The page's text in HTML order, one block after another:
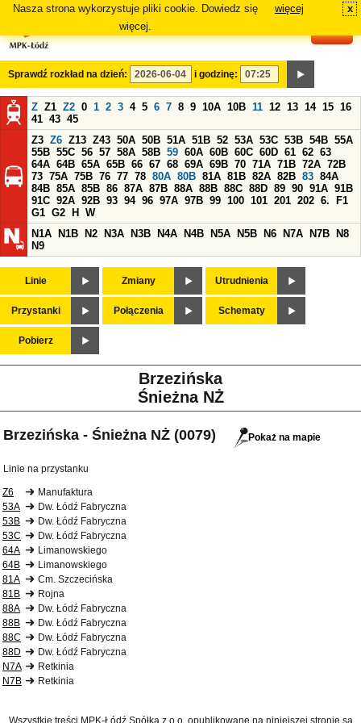
Nasza strona wykorzystuje pliki cookie. Dowiedz się
więcej.
więcej x
Sprawdź rozkład na dzień: i godzinę:
Z Z1 Z2 0 1 2 3 4 5 6 7 8 9 10A 10B 11 12 13 14 15 16
41 43 45
Z3 Z6 Z13 Z43 50A 50B 51A 51B 52 53A 53C 53B 54B 55A
55B 55C 56 57 58A 58B 59 60A 60B 60C 60D 61 62 63
64A 64B 65A 65B 66 67 68 69A 69B 70 71A 71B 72A 72B
73 75A 75B 76 77 78 80A 80B 81A 81B 82A 82B 83 84A
84B 85A 85B 86 87A 87B 88A 88B 88C 88D 89 90 91A 91B
91C 92A 92B 93 94 96 97A 97B 99 100 101 201 202 6.
F1
G1 G2 H
W
N1A
N1B N2 N3A N3B N4A N4B N5A N5B N6 N7A N7B
N8
N9
Linie Zmiany Utrudnienia
Przystanki Połączenia Schematy
Pobierz
Brzezińska
Śnieżna NŻ
Brzezińska - Śnieżna NŻ (0079) Pokaż na mapie
Linie na przystanku
Z6
Manufaktura
53A
Dw. Łódź Fabryczna
53B
Dw. Łódź Fabryczna
53C
Dw. Łódź Fabryczna
64A
Limanowskiego
64B
Limanowskiego
81A
Cm. Szczecińska
81B
Rojna
88A
Dw. Łódź Fabryczna
88B
Dw. Łódź Fabryczna
88C
Dw. Łódź Fabryczna
88D
Dw. Łódź Fabryczna
N7A
Retkinia
N7B
Retkinia